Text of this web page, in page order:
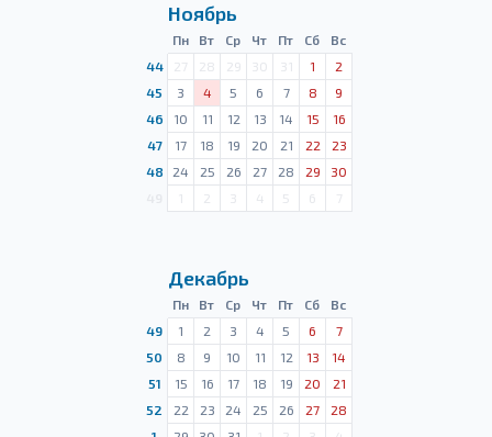
Ноябрь
Пн Вт Ср Чт Пт Сб
Вс
44
27 28 29 30 31 1
2
45
3 4 5 6 7 8
9
46
10 11 12 13 14 15
16
47
17 18 19 20 21 22
23
48
24 25 26 27 28 29
30
1 2 3 4 5 6 7
Декабрь
Пн Вт Ср Чт Пт Сб
Вс
49
1 2 3 4 5 6
7
50
8 9 10 11 12 13
14
51
15 16 17 18 19 20
21
52
22 23 24 25 26 27
28